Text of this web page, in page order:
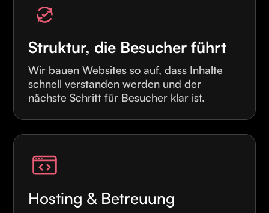
Struktur, die Besucher führt
Wir bauen Websites so auf, dass Inhalte
schnell verstanden werden und der
nächste Schritt für Besucher klar ist.
Hosting & Betreuung